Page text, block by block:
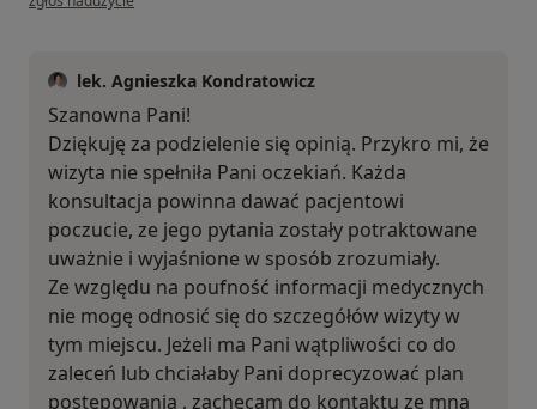
lek. Agnieszka Kondratowicz
Szanowna Pani!
Dziękuję za podzielenie się opinią. Przykro mi, że
wizyta nie spełniła Pani oczekiań. Każda
konsultacja powinna dawać pacjentowi
poczucie, ze jego pytania zostały potraktowane
uważnie i wyjaśnione w sposób zrozumiały.
Ze względu na poufność informacji medycznych
nie mogę odnosić się do szczegółów wizyty w
tym miejscu. Jeżeli ma Pani wątpliwości co do
zaleceń lub chciałaby Pani doprecyzować plan
postępowania , zachęcam do kontaktu ze mną